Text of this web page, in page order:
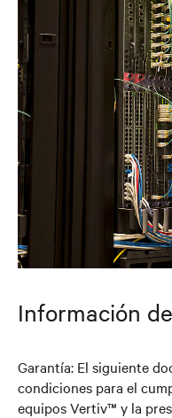
Información
Garantía: El siguiente
condiciones para el
equipos Vertiv™ y la